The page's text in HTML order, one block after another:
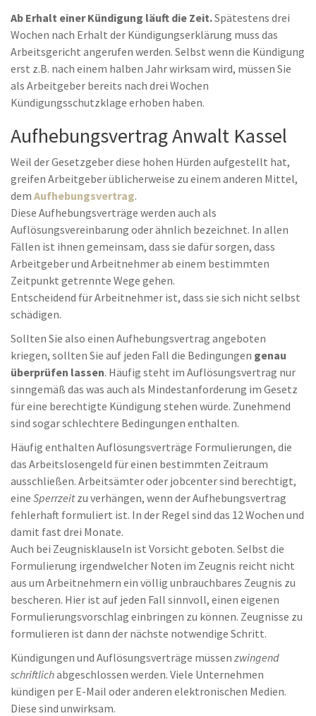
Ab Erhalt einer Kündigung läuft die Zeit.Spätestens drei
Wochen nach Erhalt der Kündigungserklärung muss das
Arbeitsgericht angerufen werden. Selbst wenn die Kündigung
erst z.B. nach einem halben Jahr wirksam wird, müssen Sie
als Arbeitgeber bereits nach drei Wochen
Kündigungsschutzklage erhoben haben.
Aufhebungsvertrag Anwalt Kassel
Weil der Gesetzgeber diese hohen Hürden aufgestellt hat,
greifen Arbeitgeber üblicherweise zu einem anderen Mittel,
dem Aufhebungsvertrag.
Diese Aufhebungsverträge werden auch als
Auflösungsvereinbarung oder ähnlich bezeichnet. In allen
Fällen ist ihnen gemeinsam, dass sie dafür sorgen, dass
Arbeitgeber und Arbeitnehmer ab einem bestimmten
Zeitpunkt getrennte Wege gehen.
Entscheidend für Arbeitnehmer ist, dass sie sich nicht selbst
schädigen.
Sollten Sie also einen Aufhebungsvertrag angeboten
kriegen, sollten Sie auf jeden Fall die Bedingungen genau
überprüfen lassen. Häufig steht im Auflösungsvertrag nur
sinngemäß das was auch als Mindestanforderung im Gesetz
für eine berechtigte Kündigung stehen würde. Zunehmend
sind sogar schlechtere Bedingungen enthalten.
Häufig enthalten Auflösungsverträge Formulierungen, die
das Arbeitslosengeld für einen bestimmten Zeitraum
ausschließen. Arbeitsämter oder jobcenter sind berechtigt,
eine Sperrzeitzu verhängen, wenn der Aufhebungsvertrag
fehlerhaft formuliert ist. In der Regel sind das 12 Wochen und
damit fast drei Monate.
Auch bei Zeugnisklauseln ist Vorsicht geboten. Selbst die
Formulierung irgendwelcher Noten im Zeugnis reicht nicht
aus um Arbeitnehmern ein völlig unbrauchbares Zeugnis zu
bescheren. Hier ist auf jeden Fall sinnvoll, einen eigenen
Formulierungsvorschlag einbringen zu können. Zeugnisse zu
formulieren ist dann der nächste notwendige Schritt.
Kündigungen und Auflösungsverträge müssen zwingend
schriftlichabgeschlossen werden. Viele Unternehmen
kündigen per E-Mail oder anderen elektronischen Medien.
Diese sind unwirksam.